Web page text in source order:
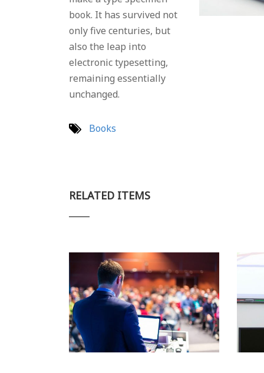
book. It has survived not
only five centuries, but
also the leap into
electronic typesetting,
remaining essentially
unchanged.
Books
RELATED ITEMS